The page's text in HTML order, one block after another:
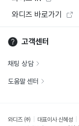
와디즈 바로가기
고객센터
채팅 상담
도움말 센터
와디즈 ㈜ 대표이사 신혜성